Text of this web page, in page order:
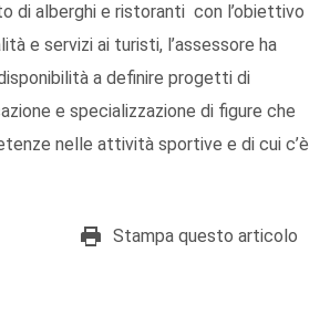
di alberghi e ristoranti con l’obiettivo
e servizi ai turisti, l’assessore ha
a definire progetti di
e specializzazione di figure che
nelle attività sportive e di cui c’è
Stampa questo articolo